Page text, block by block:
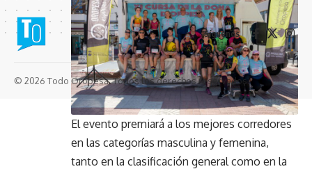
El evento premiará a los mejores corredores
en las categorías masculina y femenina,
tanto en la clasificación general como en la
Síguenos
© 2026 Todo Oropesa. Todos los derechos reservados.